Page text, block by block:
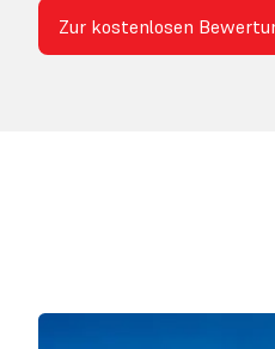
Zur kostenlosen